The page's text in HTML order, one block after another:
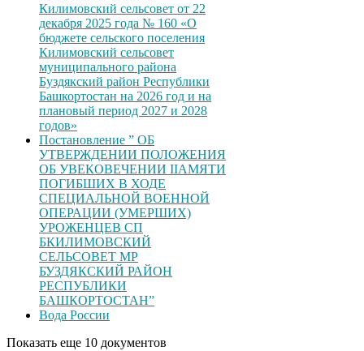
Килимовский сельсовет от 22
декабря 2025 года № 160 «О
бюджете сельского поселения
Килимовский сельсовет
муниципального района
Буздякский район Республики
Башкортостан на 2026 год и на
плановый период 2027 и 2028
годов»
Постановление ” ОБ
УТВЕРЖДЕНИИ ПОЛОЖЕНИЯ
ОБ УВЕКОВЕЧЕНИИ ІІАМЯТИ
ПОГИБШИХ В ХОДЕ
СПЕЦИАЛЬНОЙ ВОЕННОЙ
ОПЕРАЦИИ (УМЕРШИХ)
УРОЖЕНЦЕВ CП
БКИЛИМОВСКИЙ
СЕЛЬСОВЕТ МР
БУЗДЯКСКИЙ РАЙОН
РЕСПУБЛИКИ
БАШКОРТОСТАН”
Вода России
Показать еще 10 документов